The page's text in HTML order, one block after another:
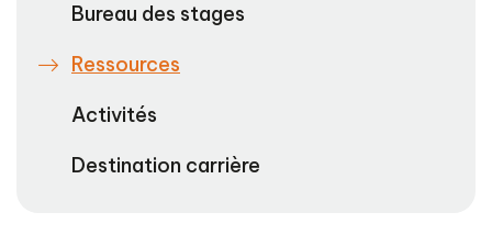
Bureau des stages
Ressources
Activités
Destination carrière